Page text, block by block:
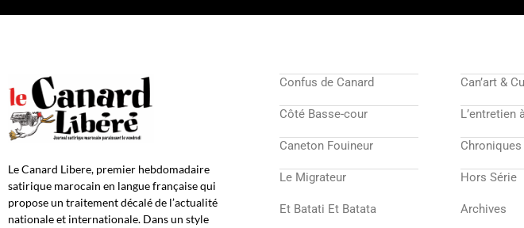
Le Canard Libere, premier hebdomadaire
satirique marocain en langue française qui
propose un traitement décalé de l’actualité
nationale et internationale. Dans un style
Confus de Canard
Côté Basse-cour
Caneton Fouineur
Le Migrateur
Et Batati Et Batata
Can’art &
L’entretien
Chroniques
Hors Série
Archives